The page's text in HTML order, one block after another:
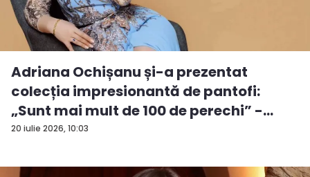
20 iulie 2026, 10:03
Adriana Ochișanu și-a prezentat
colecția impresionantă de pantofi:
„Sunt mai mult de 100 de perechi” -
VID...